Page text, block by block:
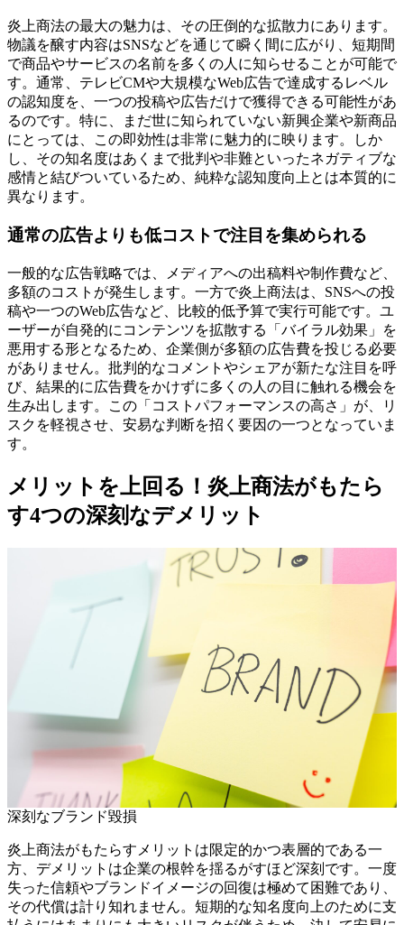
炎上商法の最大の魅力は、その圧倒的な拡散力にあります。
物議を醸す内容はSNSなどを通じて瞬く間に広がり、短期間
で商品やサービスの名前を多くの人に知らせることが可能で
す。通常、テレビCMや大規模なWeb広告で達成するレベル
の認知度を、一つの投稿や広告だけで獲得できる可能性があ
るのです。特に、まだ世に知られていない新興企業や新商品
にとっては、この即効性は非常に魅力的に映ります。しか
し、その知名度はあくまで批判や非難といったネガティブな
感情と結びついているため、純粋な認知度向上とは本質的に
異なります。
通常の広告よりも低コストで注目を集められる
一般的な広告戦略では、メディアへの出稿料や制作費など、
多額のコストが発生します。一方で炎上商法は、SNSへの投
稿や一つのWeb広告など、比較的低予算で実行可能です。ユ
ーザーが自発的にコンテンツを拡散する「バイラル効果」を
悪用する形となるため、企業側が多額の広告費を投じる必要
がありません。批判的なコメントやシェアが新たな注目を呼
び、結果的に広告費をかけずに多くの人の目に触れる機会を
生み出します。この「コストパフォーマンスの高さ」が、リ
スクを軽視させ、安易な判断を招く要因の一つとなっていま
す。
メリットを上回る！炎上商法がもたら
す4つの深刻なデメリット
深刻なブランド毀損
炎上商法がもたらすメリットは限定的かつ表層的である一
方、デメリットは企業の根幹を揺るがすほど深刻です。一度
失った信頼やブランドイメージの回復は極めて困難であり、
その代償は計り知れません。短期的な知名度向上のために支